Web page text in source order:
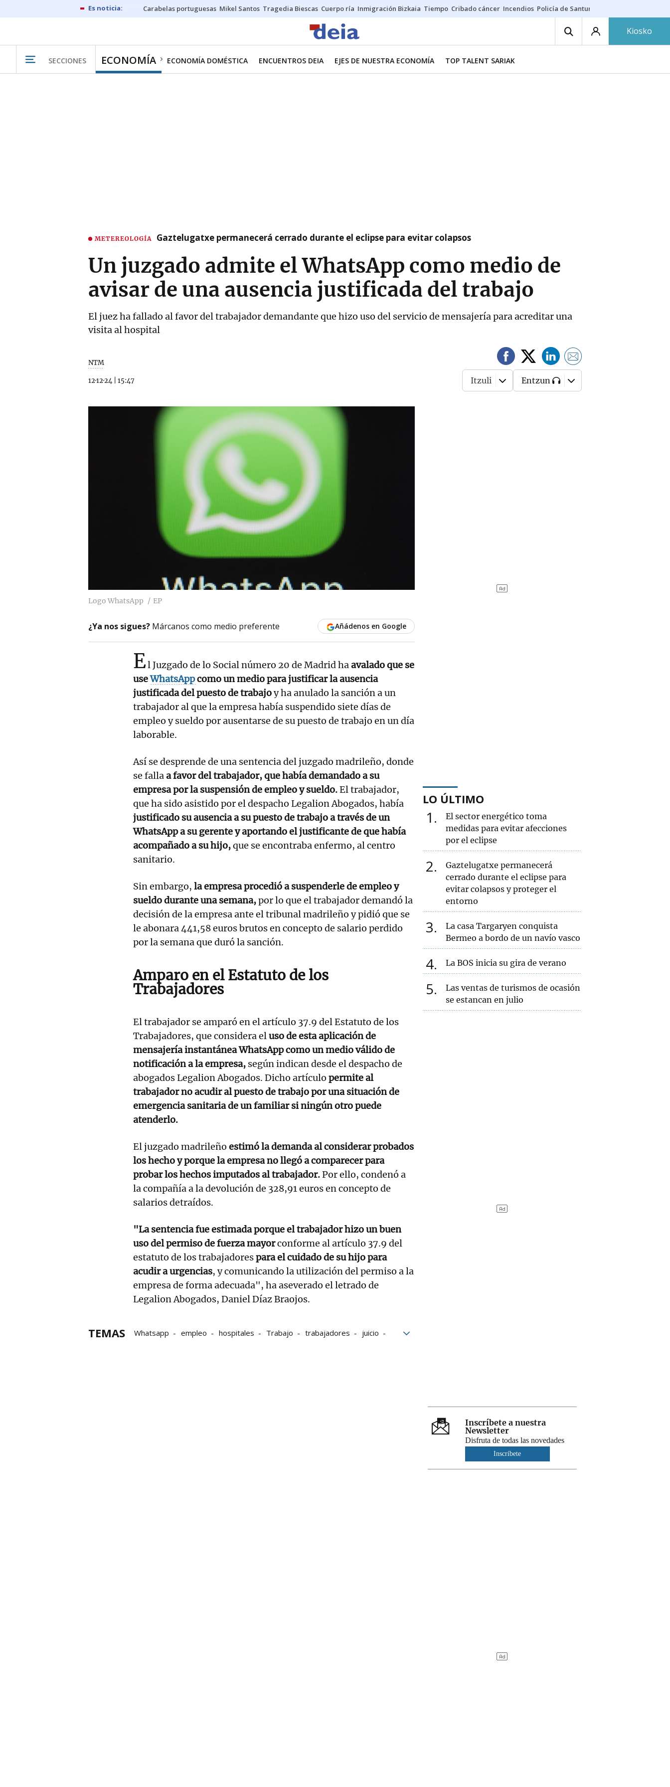
Carabelas portuguesas Mikel Santos Tragedia Biescas Cuerpo ría Inmigración Bizkaia Tiempo Cribado cáncer Incendios Policía de Santurtzi
Kiosko
SECCIONES ECONOMÍA ECONOMÍA DOMÉSTICA ENCUENTROS DEIA EJES DE NUESTRA ECONOMÍA TOP TALENT SARIAK
METEREOLOGÍA Gaztelugatxe permanecerá cerrado durante el eclipse para evitar colapsos
Un juzgado admite el WhatsApp como medio de
avisar de una ausencia justificada del trabajo
El juez ha fallado al favor del trabajador demandante que hizo uso del servicio de mensajería para acreditar una
visita al hospital
NTM
12·12·24 15:47 Itzuli Entzun
Logo WhatsApp EP
¿Ya nos sigues? Márcanos como medio preferente Añádenos en Google
El Juzgado de lo Social número 20 de Madrid haavalado que se
useWhatsAppcomo un medio para justificar la ausencia
justificada del puesto de trabajoy ha anulado la sanción a un
trabajador al que la empresa había suspendido siete días de
empleo y sueldo por ausentarse de su puesto de trabajo en un día
laborable.
Así se desprende de una sentencia del juzgado madrileño, donde
se fallaa favor del trabajador, que había demandado a su
empresa por la suspensión de empleo y sueldo.El trabajador,
que ha sido asistido por el despacho Legalion Abogados, había
justificado su ausencia a su puesto de trabajo a través de un
WhatsApp a su gerente y aportando el justificante de que había
acompañado a su hijo,que se encontraba enfermo, al centro
sanitario.
Sin embargo, la empresa procedió a suspenderle de empleo y
sueldo durante una semana,por lo que el trabajador demandó la
decisión de la empresa ante el tribunal madrileño y pidió que se
le abonara 441,58 euros brutos en concepto de salario perdido
por la semana que duró la sanción.
Amparo en el Estatuto de los
Trabajadores
El trabajador se amparó en el artículo 37.9 del Estatuto de los
Trabajadores, que considera eluso de esta aplicación de
mensajería instantánea WhatsApp como un medio válido de
notificación a la empresa, según indican desde el despacho de
abogados Legalion Abogados. Dicho artículo permite al
trabajador no acudir al puesto de trabajo por una situación de
emergencia sanitaria de un familiar si ningún otro puede
atenderlo.
El juzgado madrileño estimó la demanda al considerar probados
los hecho y porque la empresa no llegó a comparecer para
probar los hechos imputados al trabajador.Por ello, condenó a
la compañía a la devolución de 328,91 euros en concepto de
salarios detraídos.
"La sentencia fue estimada porque el trabajador hizo un buen
uso del permiso de fuerza mayorconforme al artículo 37.9 del
estatuto de los trabajadorespara el cuidado de su hijo para
acudir a urgencias, y comunicando la utilización del permiso a la
empresa de forma adecuada", ha aseverado el letrado de
Legalion Abogados, Daniel Díaz Braojos.
TEMAS Whatsapp empleo hospitales Trabajo trabajadores
juicio
LO ÚLTIMO
1
El sector energético toma
medidas para evitar afecciones
por el eclipse
2
Gaztelugatxe permanecerá
cerrado durante el eclipse para
evitar colapsos y proteger el
entorno
3
La casa Targaryen conquista
Bermeo a bordo de un navío vasco
4 La BOS inicia su gira de verano
5
Las ventas de turismos de ocasión
se estancan en julio
Inscríbete a nuestra
Newsletter
Disfruta de todas las novedades
Inscríbete